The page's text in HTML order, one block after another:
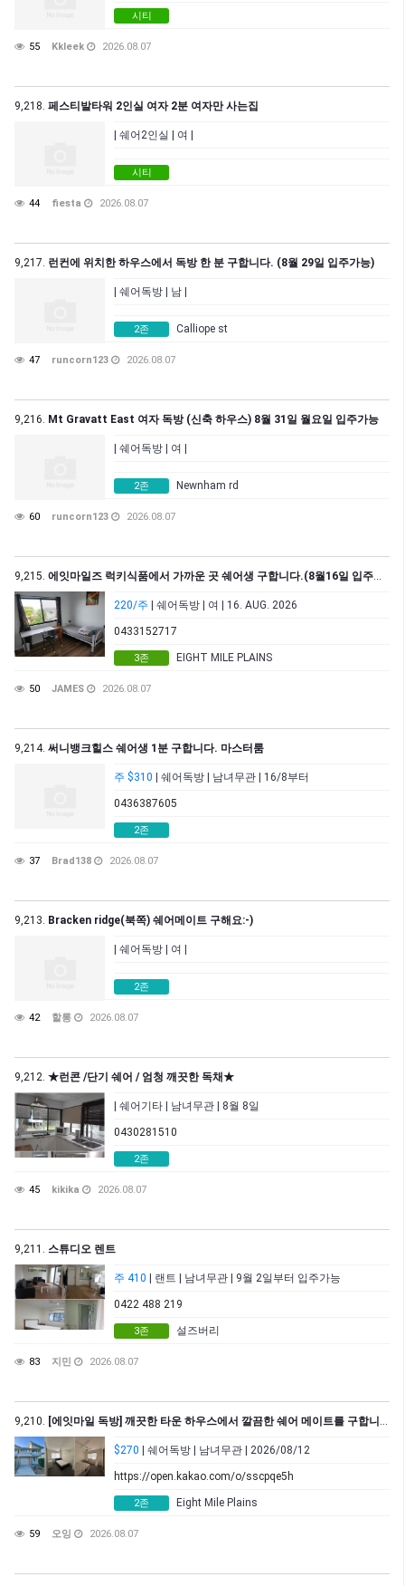
시티
55 Kkleek 2026.08.07
9,218. 페스티발타워 2인실 여자 2분 여자만 사는집
| 쉐어2인실 | 여 |
시티
44 fiesta 2026.08.07
9,217. 런컨에 위치한 하우스에서 독방 한 분 구합니다. (8월 29일 입주가능)
| 쉐어독방 | 남 |
2존 Calliope st
47 runcorn123 2026.08.07
9,216. Mt Gravatt East 여자 독방 (신축 하우스) 8월 31일 월요일 입주가능
| 쉐어독방 | 여 |
2존 Newnham rd
60 runcorn123 2026.08.07
9,215. 에잇마일즈 럭키식품에서 가까운 곳 쉐어생 구합니다.(8월16일 입주가능)
220/주 | 쉐어독방 | 여 | 16. AUG. 2026
0433152717
3존 EIGHT MILE PLAINS
50 JAMES 2026.08.07
9,214. 써니뱅크힐스 쉐어생 1분 구합니다. 마스터룸
주 $310 | 쉐어독방 | 남녀무관 | 16/8부터
0436387605
2존
37 Brad138 2026.08.07
9,213. Bracken ridge(북쪽) 쉐어메이트 구해요:-)
| 쉐어독방 | 여 |
2존
42 할롱 2026.08.07
9,212. ★런콘 /단기 쉐어 / 엄청 깨끗한 독채★
| 쉐어기타 | 남녀무관 | 8월 8일
0430281510
2존
45 kikika 2026.08.07
9,211. 스튜디오 렌트
주 410 | 랜트 | 남녀무관 | 9월 2일부터 입주가능
0422 488 219
3존 설즈버리
83 지민 2026.08.07
9,210. [에잇마일 독방] 깨끗한 타운 하우스에서 깔끔한 쉐어 메이트를 구합니다. – 8월 12일부터 입주 가능
$270 | 쉐어독방 | 남녀무관 | 2026/08/12
https://open.kakao.com/o/sscpqe5h
2존 Eight Mile Plains
59 오잉 2026.08.07